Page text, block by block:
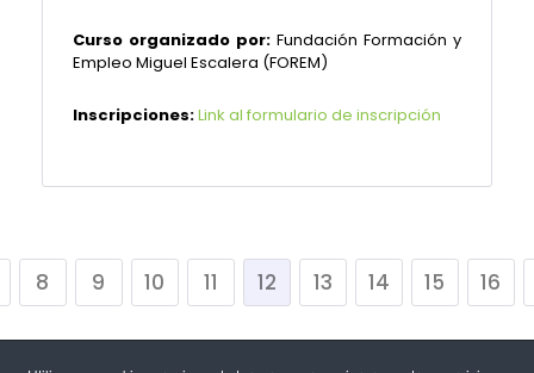
Curso organizado por: Fundación Formación y
Empleo Miguel Escalera (FOREM)
Inscripciones:Link al formulario de inscripción
8 9 10 11 12 13 14 15 16